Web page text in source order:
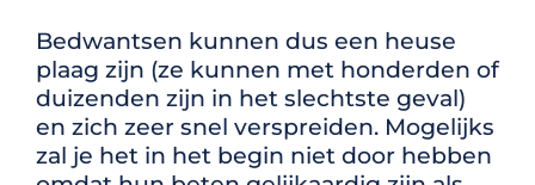
Bedwantsen kunnen dus een heuse
plaag zijn (ze kunnen met honderden of
duizenden zijn in het slechtste geval)
en zich zeer snel verspreiden. Mogelijks
zal je het in het begin niet door hebben